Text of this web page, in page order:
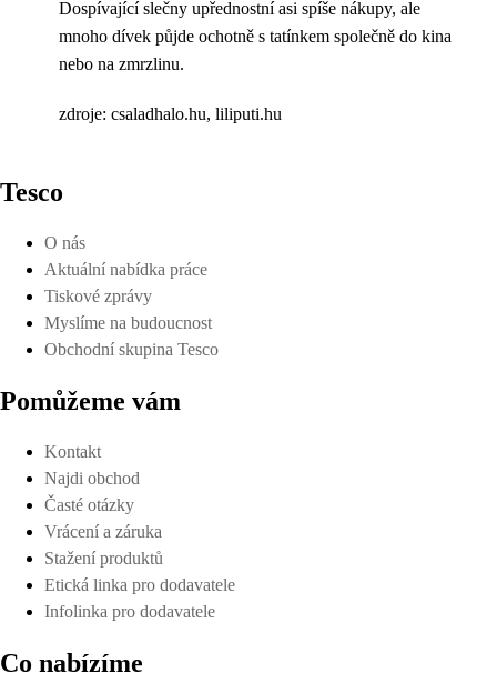
Dospívající slečny upřednostní asi spíše nákupy, ale
mnoho dívek půjde ochotně s tatínkem společně do kina
nebo na zmrzlinu.
zdroje: csaladhalo.hu, liliputi.hu
Tesco
O nás
Aktuální nabídka práce
Tiskové zprávy
Myslíme na budoucnost
Obchodní skupina Tesco
Pomůžeme vám
Kontakt
Najdi obchod
Časté otázky
Vrácení a záruka
Stažení produktů
Etická linka pro dodavatele
Infolinka pro dodavatele
Co nabízíme